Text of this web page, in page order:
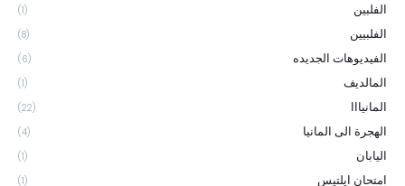
الفلبين (1)
الفلبيين (8)
الفيديوهات الجديده (6)
المالديف (1)
المانيااا (22)
الهجرة الى المانيا (4)
اليابان (1)
امتحان ايلتيس (1)